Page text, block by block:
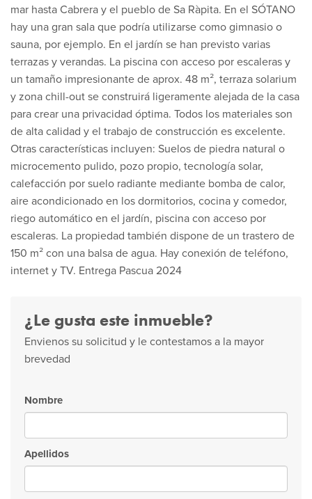
mar hasta Cabrera y el pueblo de Sa Ràpita. En el SÓTANO
hay una gran sala que podría utilizarse como gimnasio o
sauna, por ejemplo. En el jardín se han previsto varias
terrazas y verandas. La piscina con acceso por escaleras y
un tamaño impresionante de aprox. 48 m², terraza solarium
y zona chill-out se construirá ligeramente alejada de la casa
para crear una privacidad óptima. Todos los materiales son
de alta calidad y el trabajo de construcción es excelente.
Otras características incluyen: Suelos de piedra natural o
microcemento pulido, pozo propio, tecnología solar,
calefacción por suelo radiante mediante bomba de calor,
aire acondicionado en los dormitorios, cocina y comedor,
riego automático en el jardín, piscina con acceso por
escaleras. La propiedad también dispone de un trastero de
150 m² con una balsa de agua. Hay conexión de teléfono,
internet y TV. Entrega Pascua 2024
¿Le gusta este inmueble?
Envienos su solicitud y le contestamos a la mayor
brevedad
Nombre
Apellidos